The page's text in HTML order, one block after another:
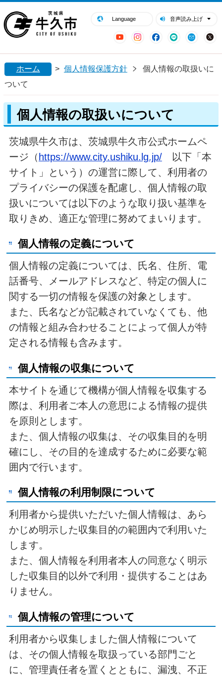
Language 音声読み上げ
YouTubeInstagram
Facebook
LINE Mail
閉じる
ホーム > 個人情報保護方針
個人情報の取扱いに
ついて
個人情報の取扱いについて
茨城県牛久市は、茨城県牛久市公式ホームペ
ージ（ https://www.city.ushiku.lg.jp/以下「本
サイト」という）の運営に際して、利用者の
プライバシーの保護を配慮し、個人情報の取
扱いについては以下のような取り扱い基準を
取りきめ、適正な管理に努めてまいります。
個人情報の定義について
個人情報の定義については、氏名、住所、電
話番号、メールアドレスなど、特定の個人に
関する一切の情報を保護の対象とします。
また、氏名などが記載されていなくても、他
の情報と組み合わせることによって個人が特
定される情報も含みます。
個人情報の収集について
本サイトを通じて機構が個人情報を収集する
際は、利用者ご本人の意思による情報の提供
を原則とします。
また、個人情報の収集は、その収集目的を明
確にし、その目的を達成するために必要な範
囲内で行います。
個人情報の利用制限について
利用者から提供いただいた個人情報は、あら
かじめ明示した収集目的の範囲内で利用いた
します。
また、個人情報を利用者本人の同意なく明示
した収集目的以外で利用・提供することはあ
りません。
個人情報の管理について
利用者から収集しました個人情報について
は、その個人情報を取扱っている部門ごと
に、管理責任者を置くとともに、漏洩、不正